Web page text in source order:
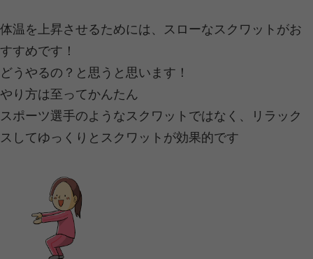
消化しきれなかったものは腸内で腐
腸に負担をかけることを極力抑えて
質を補給するための一つの手段とし
勧めします！
当院ではLINEからのご予約ご相談も